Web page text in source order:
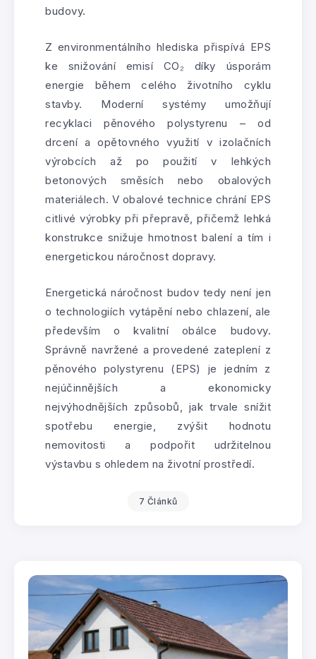
budovy.
Z environmentálního hlediska přispívá EPS
ke snižování emisí CO₂ díky úsporám
energie během celého životního cyklu
stavby. Moderní systémy umožňují
recyklaci pěnového polystyrenu – od
drcení a opětovného využití v izolačních
výrobcích až po použití v lehkých
betonových směsích nebo obalových
materiálech. V obalové technice chrání EPS
citlivé výrobky při přepravě, přičemž lehká
konstrukce snižuje hmotnost balení a tím i
energetickou náročnost dopravy.
Energetická náročnost budov tedy není jen
o technologiích vytápění nebo chlazení, ale
především o kvalitní obálce budovy.
Správně navržené a provedené zateplení z
pěnového polystyrenu (EPS) je jedním z
nejúčinnějších a ekonomicky
nejvýhodnějších způsobů, jak trvale snížit
spotřebu energie, zvýšit hodnotu
nemovitosti a podpořit udržitelnou
výstavbu s ohledem na životní prostředí.
7 Článků